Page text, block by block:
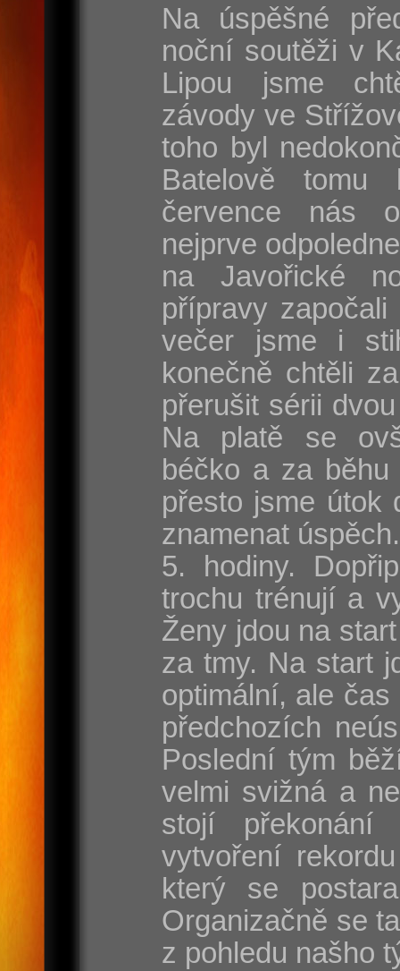
Na úspěšné
noční soutěži v
Lipou jsme
závody ve
toho byl
Batelově
července nás
nejprve
na Javořické
přípravy
večer jsme i
konečně chtěli
přerušit sérii
Na platě se
béčko a za
přesto jsme útok
znamenat
5. hodiny.
trochu trénují a
Ženy jdou na
za tmy. Na start
optimální, ale
předchozích
Poslední tým
velmi svižná a
stojí překonání
vytvoření
který se
Organizačně se
z pohledu našho